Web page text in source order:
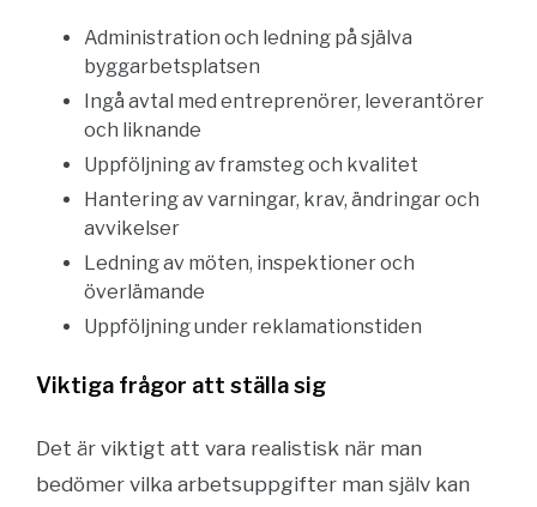
Administration och ledning på själva
byggarbetsplatsen
Ingå avtal med entreprenörer, leverantörer
och liknande
Uppföljning av framsteg och kvalitet
Hantering av varningar, krav, ändringar och
avvikelser
Ledning av möten, inspektioner och
överlämande
Uppföljning under reklamationstiden
Viktiga frågor att ställa sig
Det är viktigt att vara realistisk när man
bedömer vilka arbetsuppgifter man själv kan